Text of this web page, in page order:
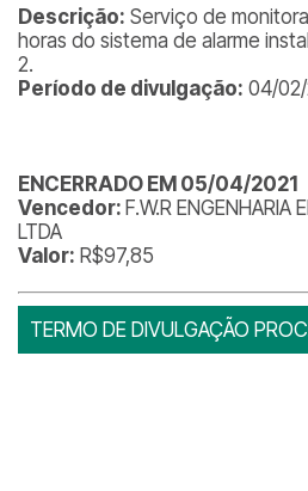
Descrição: Serviço de
horas do sistema de alarme
2.
Período de divulgação: 04/02/
ENCERRADO EM 05/04/2021
Vencedor: F.W.R ENGENHARIA
LTDA
Valor: R$97,85
TERMO DE DIVULGAÇÃO